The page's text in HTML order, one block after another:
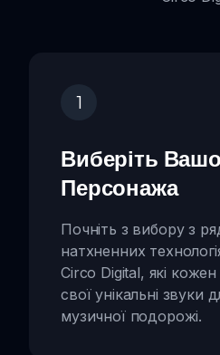
1
Виберіть
Персонажа
Почніть з вибору з
натхненних
Circo Digital, які
свої унікальні звуки
музичної подорожі.